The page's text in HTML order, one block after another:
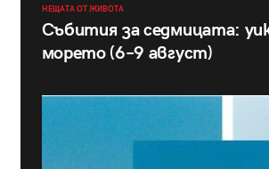
НЕЩАТА ОТ ЖИВОТА
Събития за седмицата:
морето (6–9 август)